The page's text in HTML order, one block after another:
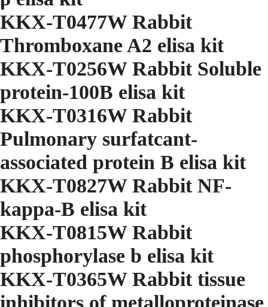
KKX-T0477W Rabbit
Thromboxane A2 elisa kit
KKX-T0256W Rabbit Soluble
protein-100B elisa kit
KKX-T0316W Rabbit
Pulmonary surfatcant-
associated protein B elisa kit
KKX-T0827W Rabbit NF-
kappa-B elisa kit
KKX-T0815W Rabbit
phosphorylase b elisa kit
KKX-T0365W Rabbit tissue
inhibitors of metalloproteinase